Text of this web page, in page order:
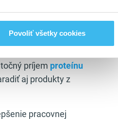
Povoliť všetky cookies
význam podpora
príjem proteínu
aj produkty z
pracovnej